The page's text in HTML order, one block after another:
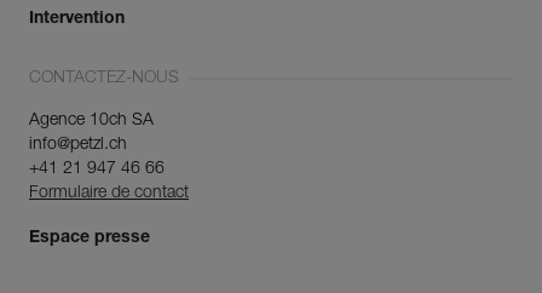
Intervention
CONTACTEZ-NOUS
Agence 10ch SA
info@petzl.ch
+41 21 947 46 66
Formulaire de contact
Espace presse